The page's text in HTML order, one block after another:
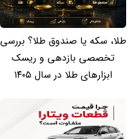
طلا، سکه یا صندوق طلا؟ بررسی
تخصصی بازدهی و ریسک
ابزارهای طلا در سال ۱۴۰۵